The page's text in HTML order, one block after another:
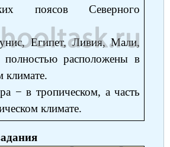
поясов Северного
Египет, Ливия, Мали,
расположены в
климате.
− в тропическом, а часть
климате.